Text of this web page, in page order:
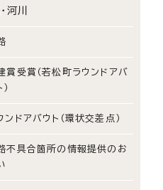
河川
賞受賞（若松町ラウンドアバ
ンドアバウト（環状交差点）
不具合箇所の情報提供のお